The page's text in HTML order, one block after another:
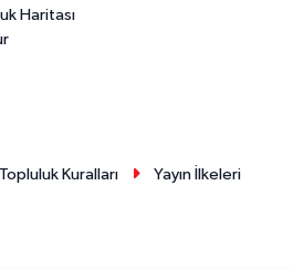
Haritası
Topluluk Kuralları
Yayın İlkeleri